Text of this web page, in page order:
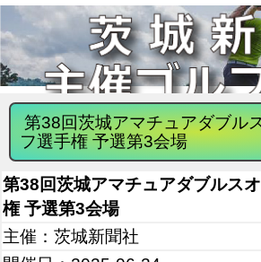
第38回茨城アマチュアダブル
フ選手権 予選第3会場
第38回茨城アマチュアダブルス
権 予選第3会場
主催：茨城新聞社